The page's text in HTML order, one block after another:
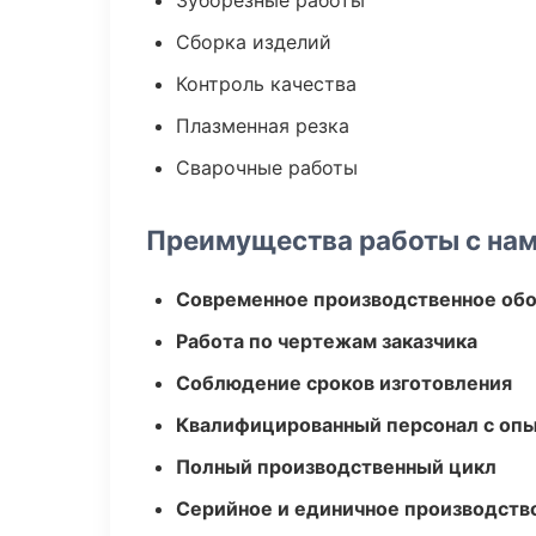
Сборка изделий
Контроль качества
Плазменная резка
Сварочные работы
Преимущества работы с
Современное производственное
Работа по чертежам заказчика
Соблюдение сроков изготовления
Квалифицированный персонал с
Полный производственный цикл
Серийное и единичное